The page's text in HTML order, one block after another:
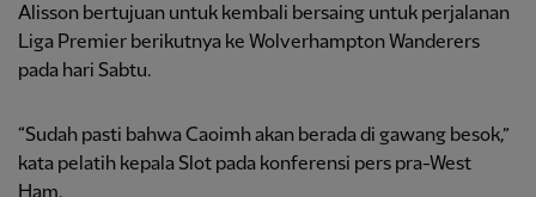
Alisson bertujuan untuk kembali bersaing untuk perjalanan
Liga Premier berikutnya ke Wolverhampton Wanderers
pada hari Sabtu.
“Sudah pasti bahwa Caoimh akan berada di gawang besok,”
kata pelatih kepala Slot pada konferensi pers pra-West